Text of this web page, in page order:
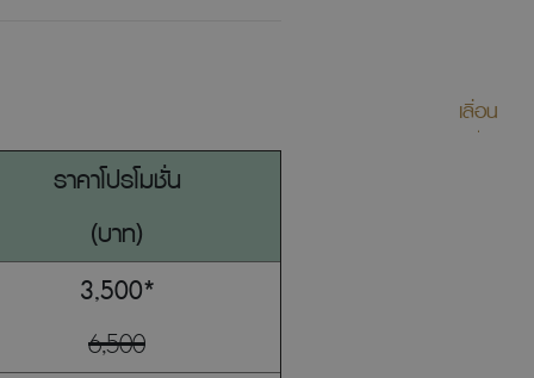
ราคาโปรโมชั่น
(บาท)
3,500*
6,500
เลื่อน